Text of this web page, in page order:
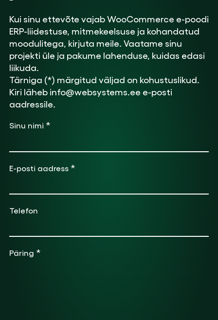
Kui sinu ettevõte vajab WooCommerce e-poodi
ERP-liidestuse, mitmekeelsuse ja kohandatud
moodulitega, kirjuta meile. Vaatame sinu
projekti üle ja pakume lahenduse, kuidas edasi
liikuda.
Tärniga (*) märgitud väljad on kohustuslikud.
Kiri läheb info@websystems.ee e-posti
aadressile.
Sinu nimi *
E-posti aadress *
Telefon
Päring *